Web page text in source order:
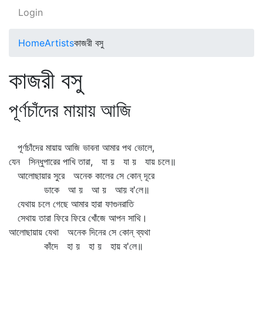
Login
HomeArtistsকাজরী বসু
কাজরী বসু
পূর্ণচাঁদের মায়ায় আজি
পূর্ণচাঁদের মায়ায় আজি ভাবনা আমার পথ ভোলে,
যেন সিন্ধুপারের পাখি তারা, যা য় যা য় যায় চলে॥
আলোছায়ার সুরে অনেক কালের সে কোন্‌ দূরে
ডাকে আ য় আ য় আয় ব'লে॥
যেথায় চলে গেছে আমার হারা ফাগুনরাতি
সেথায় তারা ফিরে ফিরে খোঁজে আপন সাথি।
আলোছায়ায় যেথা অনেক দিনের সে কোন্‌ ব্যথা
কাঁদে হা য় হা য় হায় ব'লে॥